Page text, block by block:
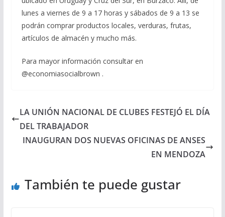
lunes a viernes de 9 a 17 horas y sábados de 9 a 13 se
podrán comprar productos locales, verduras, frutas,
artículos de almacén y mucho más.
Para mayor información consultar en
@economiasocialbrown .
LA UNIÓN NACIONAL DE CLUBES FESTEJÓ EL DÍA
DEL TRABAJADOR
INAUGURAN DOS NUEVAS OFICINAS DE ANSES
EN MENDOZA
También te puede gustar